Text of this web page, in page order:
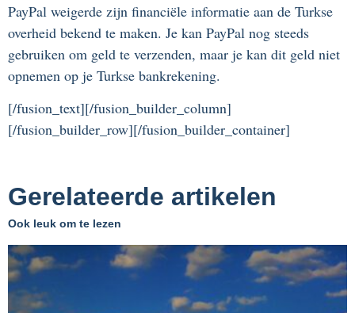
PayPal weigerde zijn financiële informatie aan de Turkse
overheid bekend te maken. Je kan PayPal nog steeds
gebruiken om geld te verzenden, maar je kan dit geld niet
opnemen op je Turkse bankrekening.
[/fusion_text][/fusion_builder_column]
[/fusion_builder_row][/fusion_builder_container]
Gerelateerde artikelen
Ook leuk om te lezen